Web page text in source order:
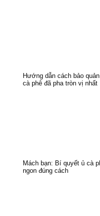
Hướng dẫn cách bảo quản
cà phê đã pha tròn vị nhất
Mách bạn: Bí quyết ủ cà
ngon đúng cách